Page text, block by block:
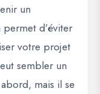
un
permet d’éviter
votre projet
sembler un
mais il se